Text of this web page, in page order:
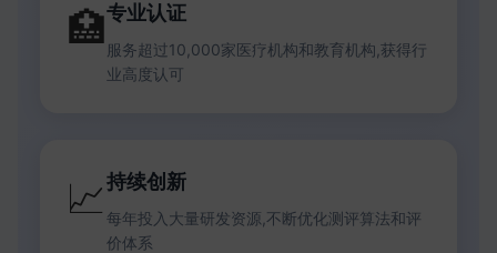
🏥专业认证
服务超过10,000家医疗机构和教育机构,获得行
业高度认可
📈持续创新
每年投入大量研发资源,不断优化测评算法和评
价体系